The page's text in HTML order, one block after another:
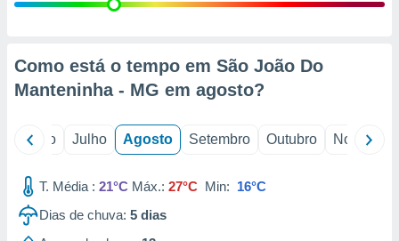
estudos
Como está o tempo em São João Do
Manteninha - MG em agosto?
Junho Julho Agosto Setembro Outubro Novembro
T. Média : 21°C Máx.: 27°C Min: 16°C
Dias de chuva: 5 dias